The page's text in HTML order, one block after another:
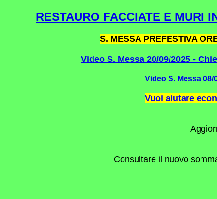
RESTAURO FACCIATE E MURI
S. MESSA PREFESTIVA
Video S. Messa 20/09/2025 -
Video S. Messa
Vuoi aiutare
Consultare il nuovo